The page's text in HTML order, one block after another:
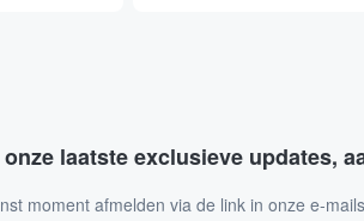
laatste exclusieve updates,
moment afmelden via de link in onze e-